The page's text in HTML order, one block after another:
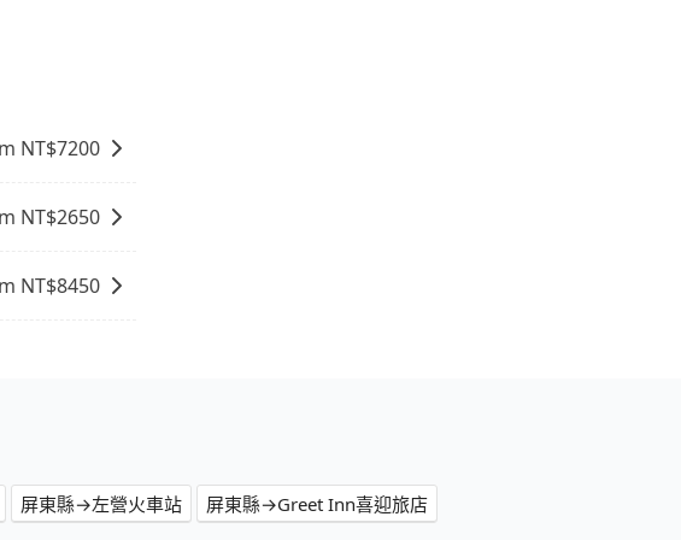
NT$7200
NT$2650
NT$8450
屏東縣→左營火車站
屏東縣→Greet Inn喜迎旅店